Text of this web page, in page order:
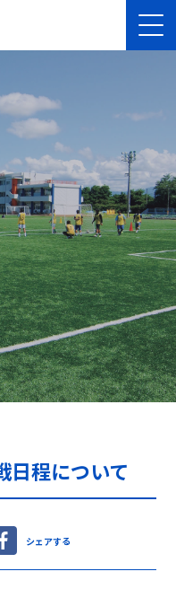
日程について
シェアする